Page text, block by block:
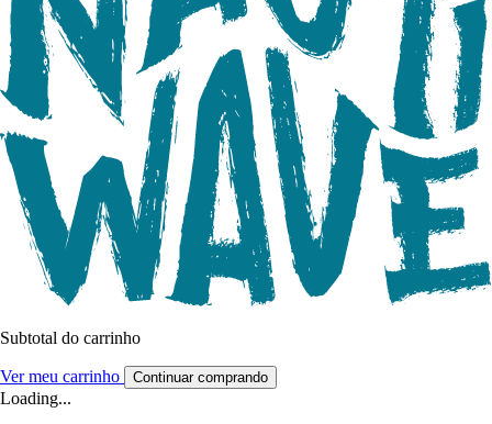
Subtotal do carrinho
Ver meu carrinho Continuar comprando
Loading...